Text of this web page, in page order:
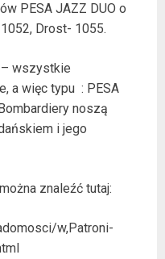
PESA JAZZ DUO o
Drost- 1055.
wszystkie
a więc typu : PESA
noszą
i jego
znaleźć tutaj:
w,Patroni-